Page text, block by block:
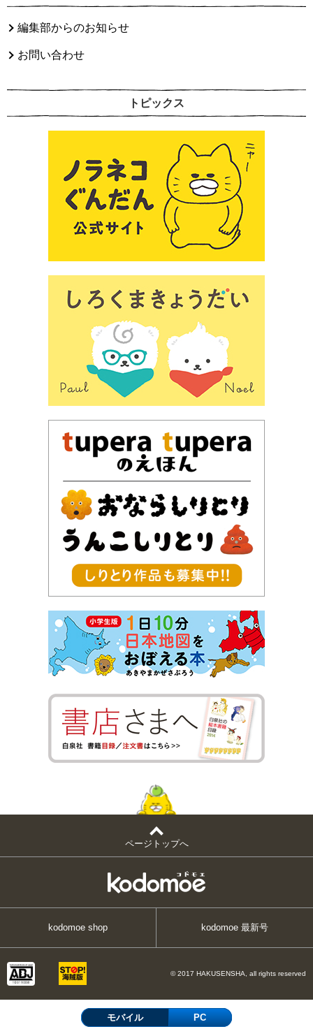
編集部からのお知らせ
お問い合わせ
トピックス
ページトップへ
kodomoe shop kodomoe 最新号
© 2017 HAKUSENSHA, all rights reserved
モバイル PC